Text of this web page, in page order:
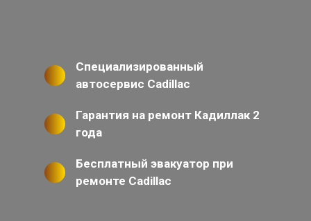
Специализированный
автосервис Cadillac
Гарантия на ремонт Кадиллак 2
года
Бесплатный эвакуатор при
ремонте Cadillac